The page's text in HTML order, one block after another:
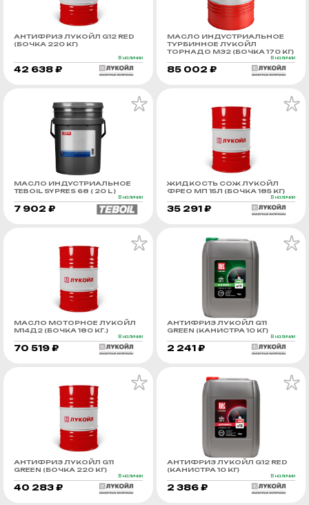
АНТИФРИЗ ЛУКОЙЛ G12 RED
(БОЧКА 220 КГ)
В наличии
42 638 ₽
МАСЛО ИНДУСТРИАЛЬНОЕ
ТУРБИННОЕ ЛУКОЙЛ
ТОРНАДО М32 (БОЧКА 170 КГ)
В наличии
85 002 ₽
МАСЛО ИНДУСТРИАЛЬНОЕ
TEBOIL SYPRES 68 ( 20 L )
В наличии
7 902 ₽
ЖИДКОСТЬ СОЖ ЛУКОЙЛ
ФРЕО МП 15Л (БОЧКА 185 КГ)
В наличии
35 291 ₽
МАСЛО МОТОРНОЕ ЛУКОЙЛ
М14Д2 (БОЧКА 180 КГ.)
В наличии
70 519 ₽
АНТИФРИЗ ЛУКОЙЛ G11
GREEN (КАНИСТРА 10 КГ)
В наличии
2 241 ₽
АНТИФРИЗ ЛУКОЙЛ G11
GREEN (БОЧКА 220 КГ)
В наличии
40 283 ₽
АНТИФРИЗ ЛУКОЙЛ G12 RED
(КАНИСТРА 10 КГ)
В наличии
2 386 ₽